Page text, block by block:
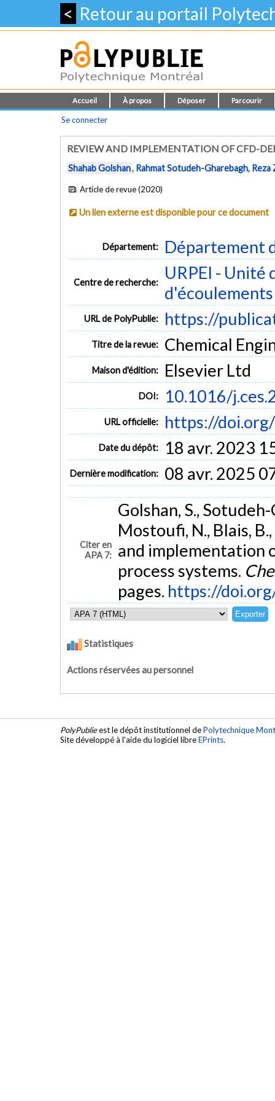
< Retour au portail
Accueil À propos Déposer Parcourir
Se connecter
REVIEW AND IMPLEMENTATION OF CFD-
Shahab Golshan, Rahmat Sotudeh-Gharebagh, Reza
Article de revue (2020)
Un lien externe est disponible pour ce document
Département: Département
Centre de recherche:
URPEI - Unité
URL de PolyPublie: https://
Titre de la revue: Chemical
Maison d'édition: Elsevier Ltd
DOI: 10.1016/
URL officielle: https://
Date du dépôt: 18 avr. 2023
Dernière modification: 08 avr. 2025
Citer en
APA 7:
Golshan, S.,
Mostoufi, N., Blais,
and implementation
process systems.
pages. https://
Statistiques
Actions réservées au personnel
PolyPublieest le dépôt institutionnel dePolytechnique
Site développé à l'aide du logiciel libreEPrints.